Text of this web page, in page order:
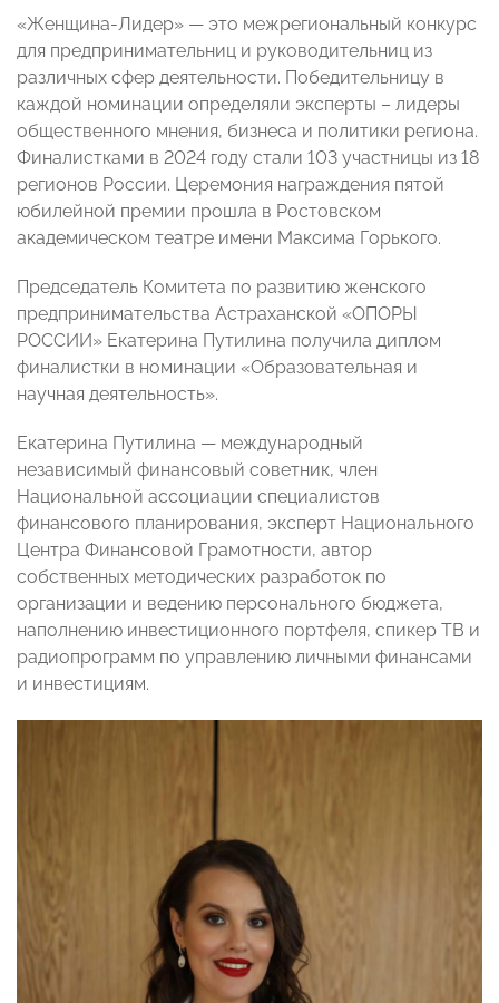
«Женщина-Лидер» — это межрегиональный конкурс
для предпринимательниц и руководительниц из
различных сфер деятельности. Победительницу в
каждой номинации определяли эксперты – лидеры
общественного мнения, бизнеса и политики региона.
Финалистками в 2024 году стали 103 участницы из 18
регионов России. Церемония награждения пятой
юбилейной премии прошла в Ростовском
академическом театре имени Максима Горького.
Председатель Комитета по развитию женского
предпринимательства Астраханской «ОПОРЫ
РОССИИ» Екатерина Путилина получила диплом
финалистки в номинации «Образовательная и
научная деятельность».
Екатерина Путилина — международный
независимый финансовый советник, член
Национальной ассоциации специалистов
финансового планирования, эксперт Национального
Центра Финансовой Грамотности, автор
собственных методических разработок по
организации и ведению персонального бюджета,
наполнению инвестиционного портфеля, спикер ТВ и
радиопрограмм по управлению личными финансами
и инвестициям.